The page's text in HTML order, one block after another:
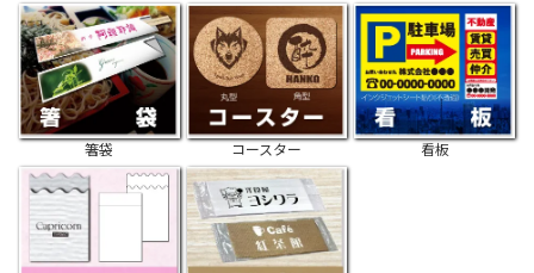
箸袋 コースター 看板